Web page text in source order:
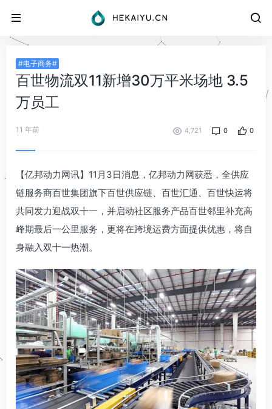
#电子商务#
百世物流双11新增30万平米场地 3.5
万员工
11 年前 4,721 0 0
【亿邦动力网讯】11月3日消息，亿邦动力网获悉，全供应
链服务商百世集团旗下百世供应链、百世汇通、百世快运将
共同发力迎战双十一，并启动社区服务产品百世邻里补充高
峰期最后一公里服务，更将在跨境运费方面提供优惠，将自
身融入双十一热潮。